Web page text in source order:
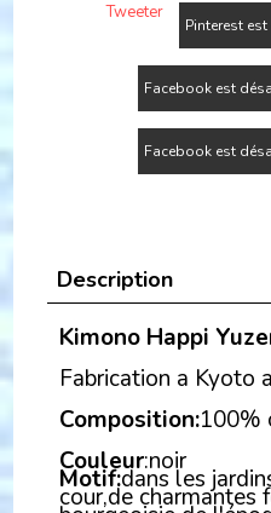
Tweeter
Pinterest
Facebook est
Facebook est
Description
Kimono Happi
Fabrication a Kyoto
Composition:100%
Couleur:noir
Motif:dans les
cour,de charmantes